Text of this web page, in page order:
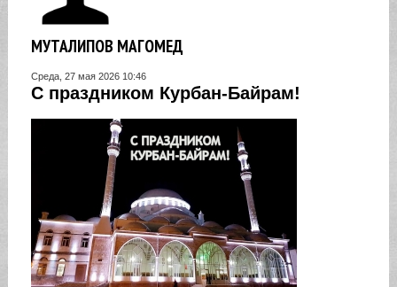
МУТАЛИПОВ МАГОМЕД
Среда, 27 мая 2026 10:46
С праздником Курбан-Байрам!